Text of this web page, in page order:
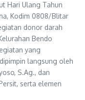
Hari Ulang Tahun
Kodim 0808/Blitar
donor darah
Bendo
yang
langsung oleh
S.Ag., dan
serta elemen